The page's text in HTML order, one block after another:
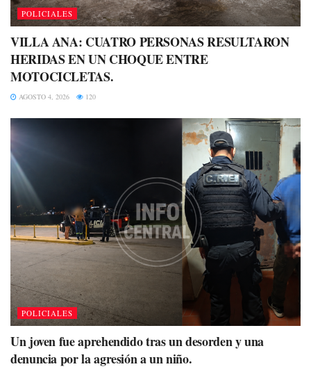
POLICIALES
VILLA ANA: CUATRO PERSONAS RESULTARON
HERIDAS EN UN CHOQUE ENTRE
MOTOCICLETAS.
AGOSTO 4, 2026 120
POLICIALES
Un joven fue aprehendido tras un desorden y una
denuncia por la agresión a un niño.